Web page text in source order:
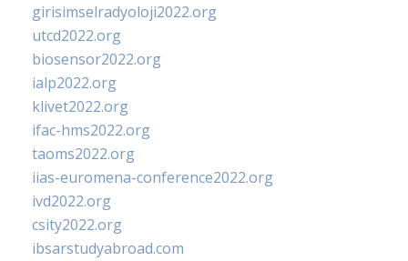
girisimselradyoloji2022.org
utcd2022.org
biosensor2022.org
ialp2022.org
klivet2022.org
ifac-hms2022.org
taoms2022.org
iias-euromena-conference2022.org
ivd2022.org
csity2022.org
ibsarstudyabroad.com